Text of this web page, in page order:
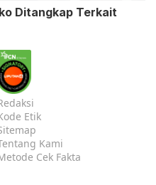
Ditangkap Terkait
Etik
Kami
Cek Fakta